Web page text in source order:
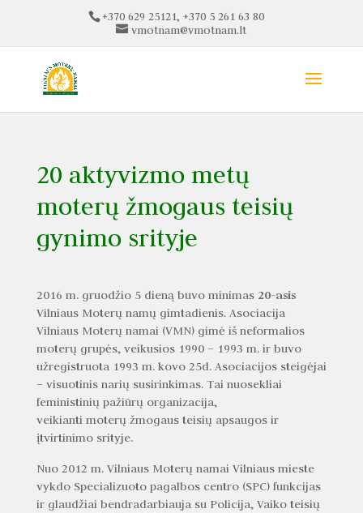
+370 629 25121, +370 5 261 63 80
vmotnam@vmotnam.lt
20 aktyvizmo metų
moterų žmogaus teisių
gynimo srityje
2016 m. gruodžio 5 dieną buvo minimas 20-asis
Vilniaus Moterų namų gimtadienis. Asociacija
Vilniaus Moterų namai (VMN) gimė iš neformalios
moterų grupės, veikusios 1990 – 1993 m. ir buvo
užregistruota 1993 m. kovo 25d. Asociacijos steigėjai
– visuotinis narių susirinkimas. Tai nuosekliai
feministinių pažiūrų organizacija,
veikianti moterų žmogaus teisių apsaugos ir
įtvirtinimo srityje.
Nuo 2012 m. Vilniaus Moterų namai Vilniaus mieste
vykdo Specializuoto pagalbos centro (SPC) funkcijas
ir glaudžiai bendradarbiauja su Policija, Vaiko teisių